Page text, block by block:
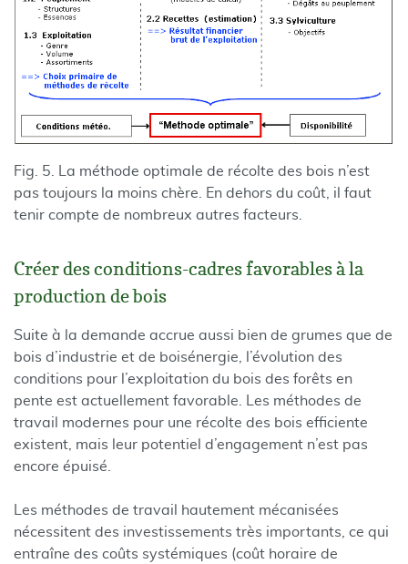
Fig. 5. La méthode optimale de récolte des bois n’est
pas toujours la moins chère. En dehors du coût, il faut
tenir compte de nombreux autres facteurs.
Créer des conditions-cadres favorables à la
production de bois
Suite à la demande accrue aussi bien de grumes que de
bois d’industrie et de boisénergie, l’évolution des
conditions pour l’exploitation du bois des forêts en
pente est actuellement favorable. Les méthodes de
travail modernes pour une récolte des bois efficiente
existent, mais leur potentiel d’engagement n’est pas
encore épuisé.
Les méthodes de travail hautement mécanisées
nécessitent des investissements très importants, ce qui
entraîne des coûts systémiques (coût horaire de